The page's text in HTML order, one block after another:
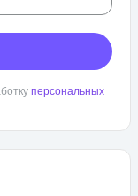
персональных